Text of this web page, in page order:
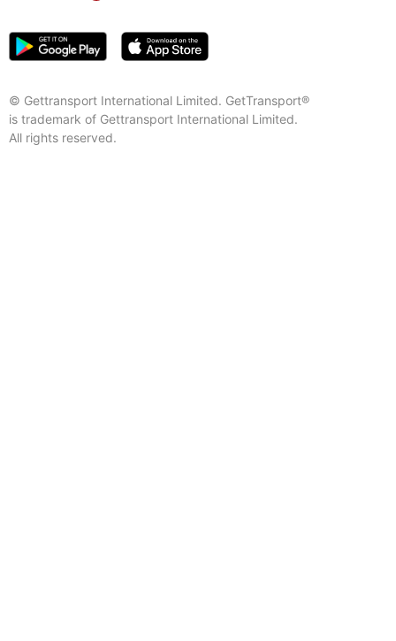
© Gettransport International Limited. GetTransport®
is trademark of Gettransport International Limited.
All rights reserved.